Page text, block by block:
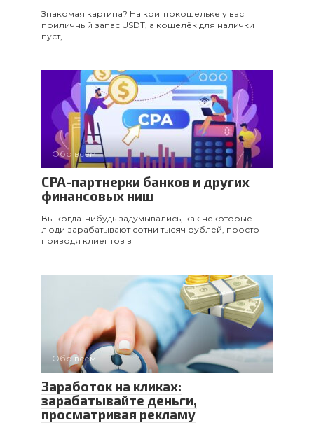
Знакомая картина? На криптокошельке у вас
приличный запас USDT, а кошелёк для налички
пуст,
Обо всем
CPA-партнерки банков и других
финансовых ниш
Вы когда-нибудь задумывались, как некоторые
люди зарабатывают сотни тысяч рублей, просто
приводя клиентов в
Обо всем
Заработок на кликах:
зарабатывайте деньги,
просматривая рекламу